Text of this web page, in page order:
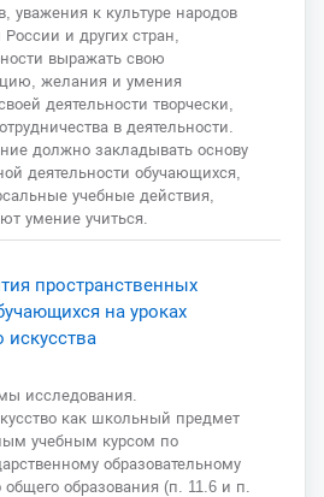
уважения к культуре народов
и других стран,
выражать свою
желания и умения
деятельности творчески,
в деятельности.
должно закладывать основу
деятельности обучающихся,
учебные действия,
умение учиться.
пространственных
на уроках
искусства
исследования.
как школьный предмет
учебным курсом по
образовательному
общего образования (п. 11.6 и п.